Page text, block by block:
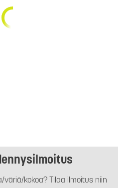
väriä/kokoa? Tilaa ilmoitus niin